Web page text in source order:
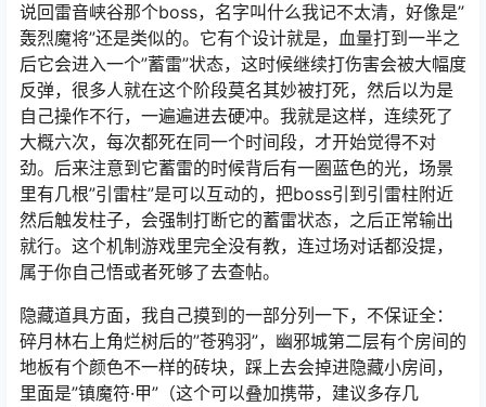
说回雷音峡谷那个boss，名字叫什么我记不太清，好像是”
轰烈魔将”还是类似的。它有个设计就是，血量打到一半之
后它会进入一个”蓄雷”状态，这时候继续打伤害会被大幅度
反弹，很多人就在这个阶段莫名其妙被打死，然后以为是
自己操作不行，一遍遍进去硬冲。我就是这样，连续死了
大概六次，每次都死在同一个时间段，才开始觉得不对
劲。后来注意到它蓄雷的时候背后有一圈蓝色的光，场景
里有几根”引雷柱”是可以互动的，把boss引到引雷柱附近
然后触发柱子，会强制打断它的蓄雷状态，之后正常输出
就行。这个机制游戏里完全没有教，连过场对话都没提，
属于你自己悟或者死够了去查帖。
隐藏道具方面，我自己摸到的一部分列一下，不保证全：
碎月林右上角烂树后的”苍鸦羽”，幽邪城第二层有个房间的
地板有个颜色不一样的砖块，踩上去会掉进隐藏小房间，
里面是”镇魔符·甲”（这个可以叠加携带，建议多存几